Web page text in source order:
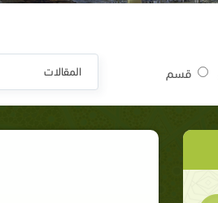
قسم المقالات